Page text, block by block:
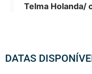
Telma Holanda/
DATAS